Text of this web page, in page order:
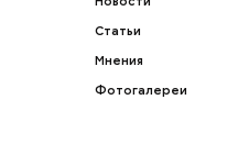
Статьи
Мнения
Фотогалереи